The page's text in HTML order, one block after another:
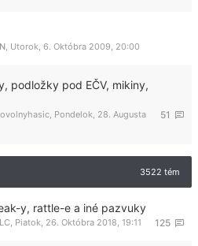
Utorok, 6. Októbra 2009, 20:00
podložky pod EČV, mikiny,
51
Pondelok, 28. Augusta
3522 tém
y, rattle-e a iné pazvuky
125
Piatok, 26. Októbra 2018, 19:11